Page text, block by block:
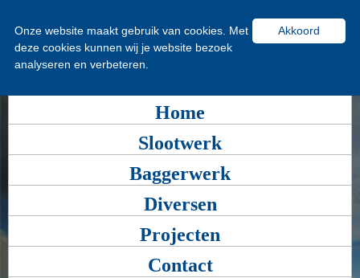
Home
Slootwerk
Baggerwerk
Diversen
Projecten
Contact
Akkoord
Onze website maakt gebruik van cookies. Met
deze cookies kunnen wij je website bezoek
analyseren en verbeteren.